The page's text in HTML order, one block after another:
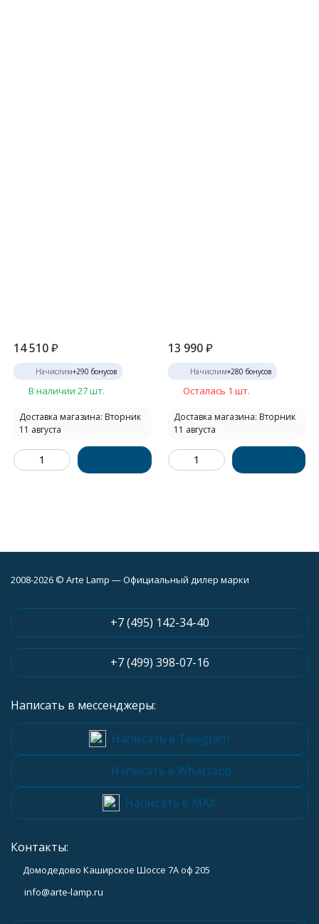
14 510₽
Начислим+290 бонусов
В наличии 27 шт.
Доставка магазина: Вторник
11 августа
13 990 ₽
Начислим+280 бонусов
Осталась 1 шт.
Доставка магазина: Вторник
11 августа
2008-2026 © Arte Lamp — Официальный дилер марки
+7 (495) 142-34-40
+7 (499) 398-07-16
Написать в мессенджеры:
Написать в Telegram
Написать в Whatsapp
Написать в MAX
Контакты:
Домодедово Каширское Шоссе 7А оф 205
info@arte-lamp.ru